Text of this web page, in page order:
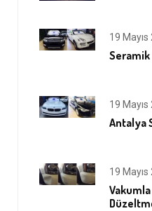
19 Mayıs
Seramik
19 Mayıs
Antalya
19 Mayıs